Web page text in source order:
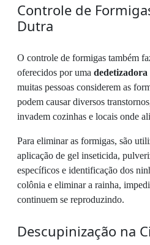
Controle de
Dutra
O controle de formigas também
oferecidos por uma
muitas pessoas considerem as
podem causar diversos
invadem cozinhas e locais onde
Para eliminar as formigas, são
aplicação de gel inseticida,
específicos e identificação dos
colônia e eliminar a rainha,
continuem se reproduzindo.
Descupinização na